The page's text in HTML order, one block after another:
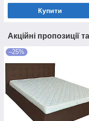
Купити
Акційні пропозиції
–25%